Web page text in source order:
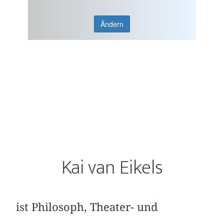
Ändern
Kai van Eikels
ist Philosoph, Theater- und